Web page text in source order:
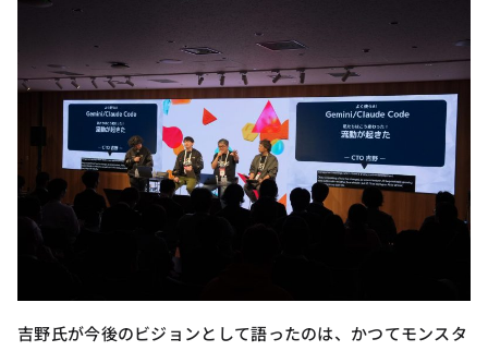
吉野氏が今後のビジョンとして語ったのは、かつてモンスタ